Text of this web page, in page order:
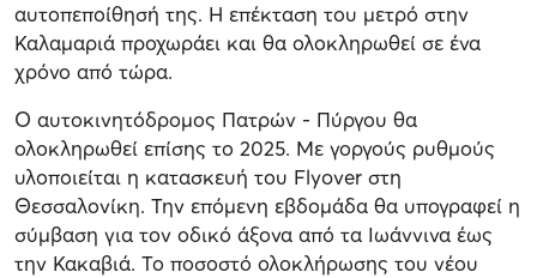
αυτοπεποίθησή της. Η επέκταση του μετρό στην
Καλαμαριά προχωράει και θα ολοκληρωθεί σε ένα
χρόνο από τώρα.
Ο αυτοκινητόδρομος Πατρών - Πύργου θα
ολοκληρωθεί επίσης το 2025. Με γοργούς ρυθμούς
υλοποιείται η κατασκευή του Flyover στη
Θεσσαλονίκη. Την επόμενη εβδομάδα θα υπογραφεί η
σύμβαση για τον οδικό άξονα από τα Ιωάννινα έως
την Κακαβιά. Το ποσοστό ολοκλήρωσης του νέου